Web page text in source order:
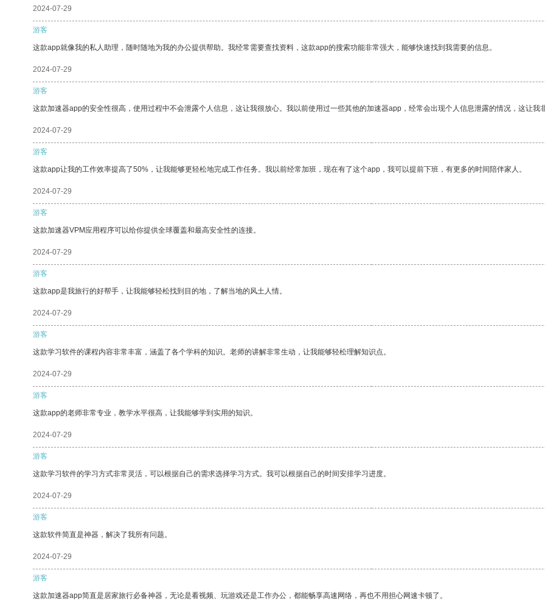
2024-07-29
游客
这款app就像我的私人助理，随时随地为我的办公提供帮助。我经常需要查找资料，这款app的搜索功能非常强大，能够快速找到我需要的信息。
2024-07-29
游客
这款加速器app的安全性很高，使用过程中不会泄露个人信息，这让我很放心。我以前使用过一些其他的加速器app，经常会出现个人信息泄露的情况，这让我
2024-07-29
游客
这款app让我的工作效率提高了50%，让我能够更轻松地完成工作任务。我以前经常加班，现在有了这个app，我可以提前下班，有更多的时间陪伴家人。
2024-07-29
游客
这款加速器VPM应用程序可以给你提供全球覆盖和最高安全性的连接。
2024-07-29
游客
这款app是我旅行的好帮手，让我能够轻松找到目的地，了解当地的风土人情。
2024-07-29
游客
这款学习软件的课程内容非常丰富，涵盖了各个学科的知识。老师的讲解非常生动，让我能够轻松理解知识点。
2024-07-29
游客
这款app的老师非常专业，教学水平很高，让我能够学到实用的知识。
2024-07-29
游客
这款学习软件的学习方式非常灵活，可以根据自己的需求选择学习方式。我可以根据自己的时间安排学习进度。
2024-07-29
游客
这款软件简直是神器，解决了我所有问题。
2024-07-29
游客
这款加速器app简直是居家旅行必备神器，无论是看视频、玩游戏还是工作办公，都能畅享高速网络，再也不用担心网速卡顿了。